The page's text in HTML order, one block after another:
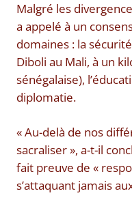
Malgré les
a appelé à un
domaines : la
Diboli au Mali, à un
sénégalaise),
diplomatie.
« Au-delà de nos
sacraliser », a-t-il
fait preuve de «
s’attaquant jamais